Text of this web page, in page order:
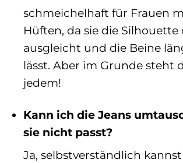
schmeichelhaft für Frauen
Hüften, da sie die Silhouette
ausgleicht und die Beine
lässt. Aber im Grunde steht
jedem!
Kann ich die Jeans
sie nicht passt?
Ja, selbstverständlich